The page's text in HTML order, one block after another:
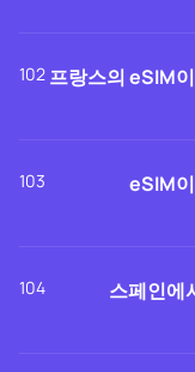
102 프랑스의 eSIM
103 eSIM
104 스페인에